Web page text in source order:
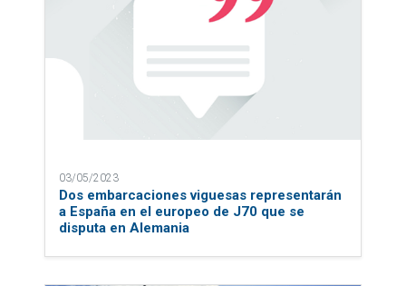
03/05/2023
Dos embarcaciones viguesas representarán
a España en el europeo de J70 que se
disputa en Alemania